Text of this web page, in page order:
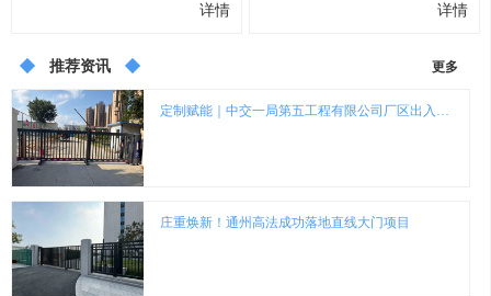
详情
详情
推荐资讯 更多
庄重焕新！通州高法成功落地直线大门项目